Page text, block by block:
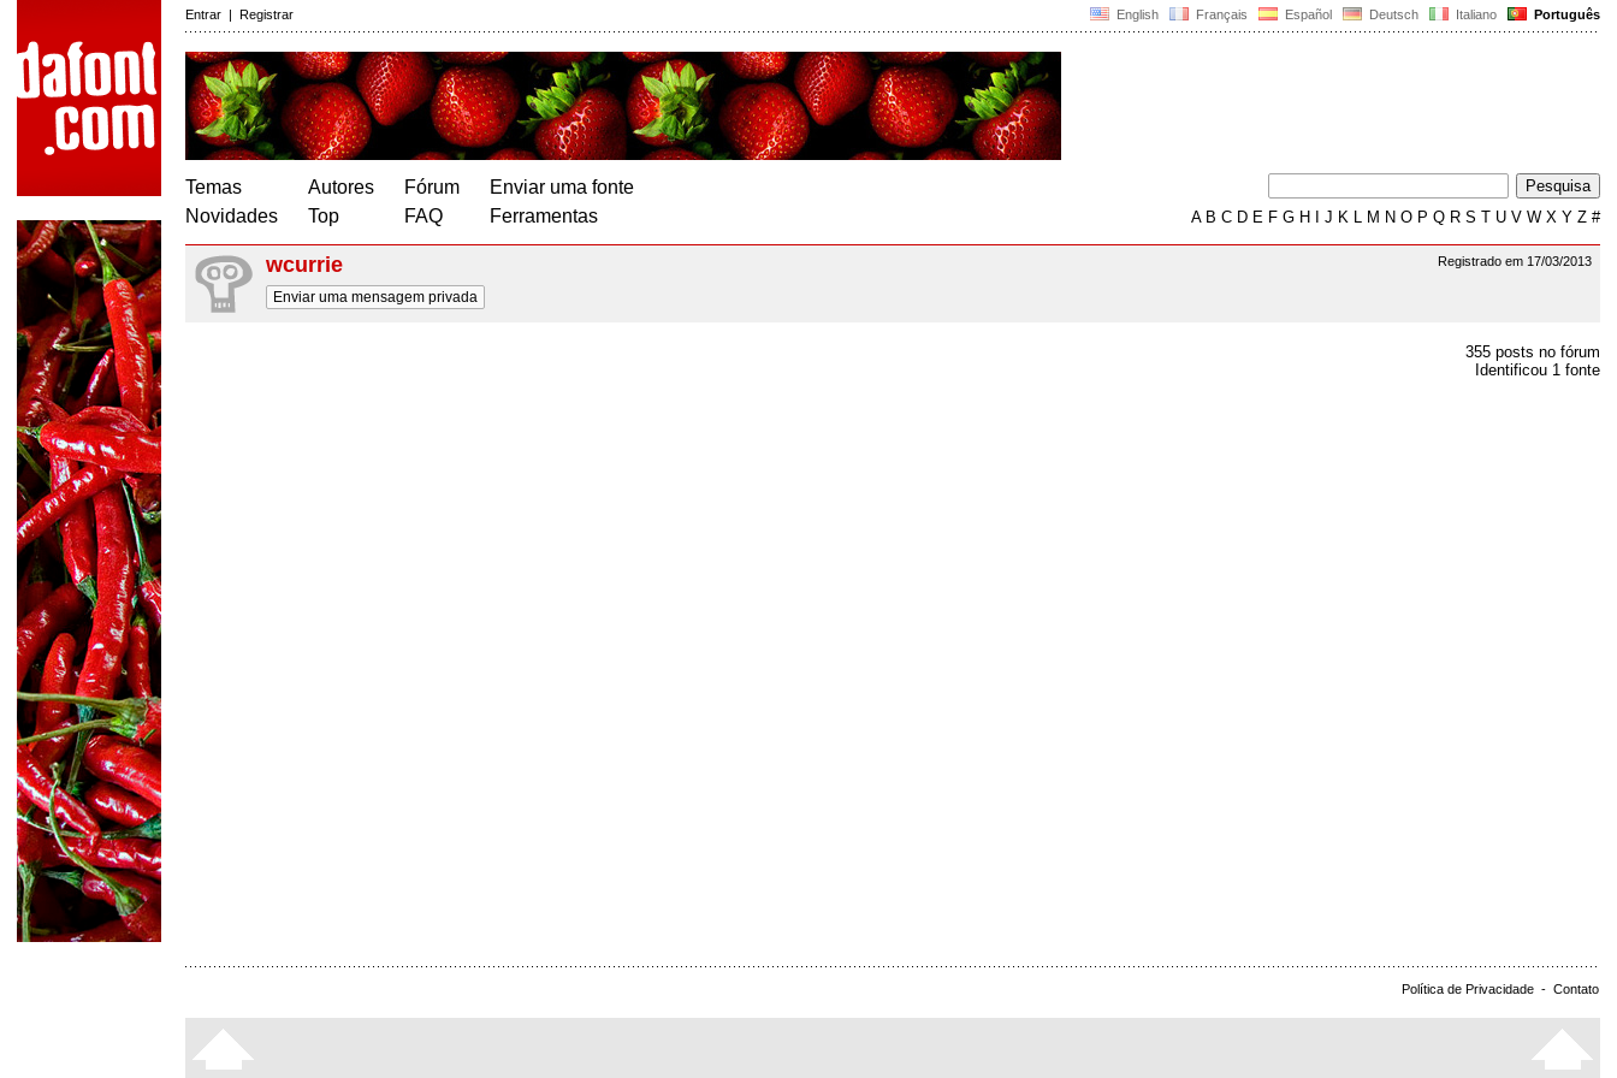
English Français Español Deutsch Italiano Português
Entrar | Registrar
Temas
Novidades
Autores
Top
Fórum
FAQ
Enviar uma fonte
Ferramentas
AB C D E F G H J K L M N O P Q R S T U V W X Y Z #
Registrado em 17/03/2013
wcurrie
Enviar uma mensagem privada
355 posts no fórum
Identificou 1 fonte
Política de Privacidade - Contato